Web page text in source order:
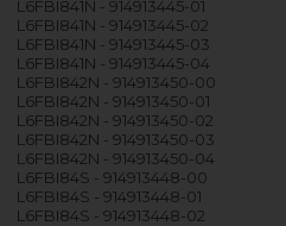
L6FBI841N - 914913445-01
L6FBI841N - 914913445-02
L6FBI841N - 914913445-03
L6FBI841N - 914913445-04
L6FBI842N - 914913450-00
L6FBI842N - 914913450-01
L6FBI842N - 914913450-02
L6FBI842N - 914913450-03
L6FBI842N - 914913450-04
L6FBI84S - 914913448-00
L6FBI84S - 914913448-01
L6FBI84S - 914913448-02